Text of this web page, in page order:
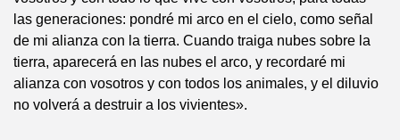
las generaciones: pondré mi arco en el cielo, como señal
de mi alianza con la tierra. Cuando traiga nubes sobre la
tierra, aparecerá en las nubes el arco, y recordaré mi
alianza con vosotros y con todos los animales, y el diluvio
no volverá a destruir a los vivientes».